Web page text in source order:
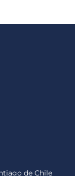
de Chile